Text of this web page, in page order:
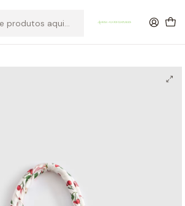
DE ENVIO em compras para Portugal superiores a